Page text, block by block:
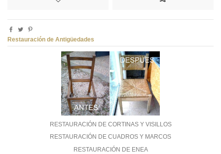
Restauración de Antigüedades
RESTAURACIÓN DE CORTINAS Y VISILLOS
RESTAURACIÓN DE CUADROS Y MARCOS
RESTAURACIÓN DE ENEA